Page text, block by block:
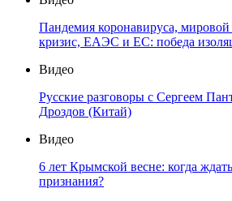
Пандемия коронавируса,
кризис, ЕАЭС и ЕС: победа
Видео
Русские разговоры с Сергеем
Дроздов (Китай)
Видео
6 лет Крымской весне: когда
признания?